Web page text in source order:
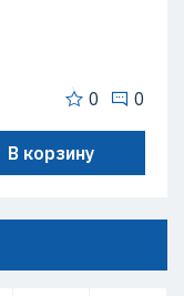
0 0
В корзину